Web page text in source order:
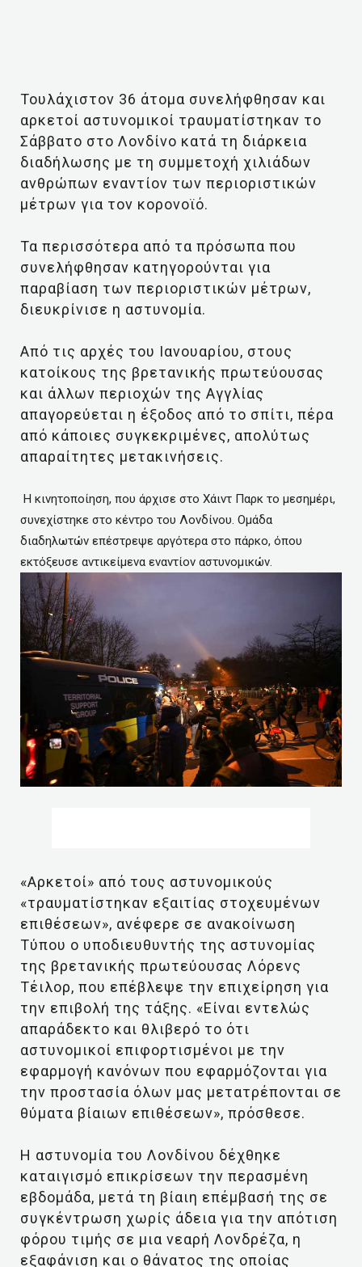
Τουλάχιστον 36 άτομα συνελήφθησαν και
αρκετοί αστυνομικοί τραυματίστηκαν το
Σάββατο στο Λονδίνο κατά τη διάρκεια
διαδήλωσης με τη συμμετοχή χιλιάδων
ανθρώπων εναντίον των περιοριστικών
μέτρων για τον κορονοϊό.
Τα περισσότερα από τα πρόσωπα που
συνελήφθησαν κατηγορούνται για
παραβίαση των περιοριστικών μέτρων,
διευκρίνισε η αστυνομία.
Από τις αρχές του Ιανουαρίου, στους
κατοίκους της βρετανικής πρωτεύουσας
και άλλων περιοχών της Αγγλίας
απαγορεύεται η έξοδος από το σπίτι, πέρα
από κάποιες συγκεκριμένες, απολύτως
απαραίτητες μετακινήσεις.
Η κινητοποίηση, που άρχισε στο Χάιντ Παρκ το μεσημέρι,
συνεχίστηκε στο κέντρο του Λονδίνου. Ομάδα
διαδηλωτών επέστρεψε αργότερα στο πάρκο, όπου
εκτόξευσε αντικείμενα εναντίον αστυνομικών.
«Αρκετοί» από τους αστυνομικούς
«τραυματίστηκαν εξαιτίας στοχευμένων
επιθέσεων», ανέφερε σε ανακοίνωση
Τύπου ο υποδιευθυντής της αστυνομίας
της βρετανικής πρωτεύουσας Λόρενς
Τέιλορ, που επέβλεψε την επιχείρηση για
την επιβολή της τάξης. «Είναι εντελώς
απαράδεκτο και θλιβερό το ότι
αστυνομικοί επιφορτισμένοι με την
εφαρμογή κανόνων που εφαρμόζονται για
την προστασία όλων μας μετατρέπονται σε
θύματα βίαιων επιθέσεων», πρόσθεσε.
Η αστυνομία του Λονδίνου δέχθηκε
καταιγισμό επικρίσεων την περασμένη
εβδομάδα, μετά τη βίαιη επέμβασή της σε
συγκέντρωση χωρίς άδεια για την απότιση
φόρου τιμής σε μια νεαρή Λονδρέζα, η
εξαφάνιση και ο θάνατος της οποίας